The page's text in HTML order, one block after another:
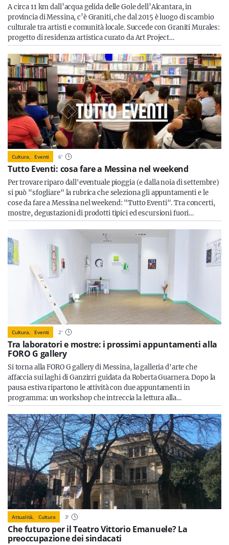
A circa 11 km dall’acqua gelida delle Gole dell’Alcantara, in
provincia di Messina, c’è Graniti, che dal 2015 è luogo di scambio
culturale tra artisti e comunità locale. Succede con Graniti Murales:
progetto di residenza artistica curato da Art Project…
Cultura, Eventi 6'
Tutto Eventi: cosa fare a Messina nel weekend
Per trovare riparo dall'eventuale pioggia (e dalla noia di settembre)
si può "sfogliare" la rubrica che seleziona gli appuntamenti e le
cose da fare a Messina nel weekend: "Tutto Eventi". Tra concerti,
mostre, degustazioni di prodotti tipici ed escursioni fuori…
Cultura, Eventi 2'
Tra laboratori e mostre: i prossimi appuntamenti alla
FORO G gallery
Si torna alla FORO G gallery di Messina, la galleria d'arte che
affaccia sui laghi di Ganzirri guidata da Roberta Guarnera. Dopo la
pausa estiva ripartono le attività con due appuntamenti in
programma: un workshop che intreccia la lettura alla…
Attualità, Cultura 3'
Che futuro per il Teatro Vittorio Emanuele? La
preoccupazione dei sindacati